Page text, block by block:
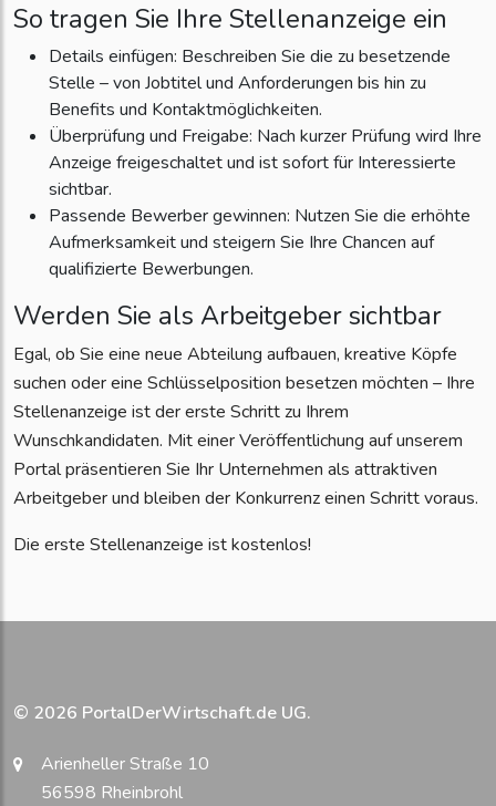
So tragen Sie Ihre Stellenanzeige ein
Details einfügen: Beschreiben Sie die zu besetzende
Stelle – von Jobtitel und Anforderungen bis hin zu
Benefits und Kontaktmöglichkeiten.
Überprüfung und Freigabe: Nach kurzer Prüfung wird Ihre
Anzeige freigeschaltet und ist sofort für Interessierte
sichtbar.
Passende Bewerber gewinnen: Nutzen Sie die erhöhte
Aufmerksamkeit und steigern Sie Ihre Chancen auf
qualifizierte Bewerbungen.
Werden Sie als Arbeitgeber sichtbar
Egal, ob Sie eine neue Abteilung aufbauen, kreative Köpfe
suchen oder eine Schlüsselposition besetzen möchten – Ihre
Stellenanzeige ist der erste Schritt zu Ihrem
Wunschkandidaten. Mit einer Veröffentlichung auf unserem
Portal präsentieren Sie Ihr Unternehmen als attraktiven
Arbeitgeber und bleiben der Konkurrenz einen Schritt voraus.
Die erste Stellenanzeige ist kostenlos!
© 2026 PortalDerWirtschaft.de UG.
Arienheller Straße 10
56598 Rheinbrohl